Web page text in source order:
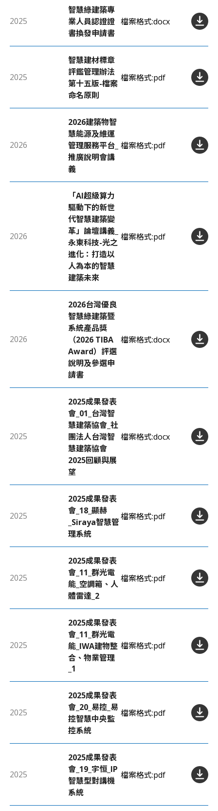
2025
智慧綠建築專
業人員認證證
書換發申請書
檔案格式:docx
2025
智慧建材標章
評鑑管理辦法
第十五版-檔案
命名原則
檔案格式:pdf
2026
2026建築物智
慧能源及維運
管理服務平台_
推廣說明會講
義
檔案格式:pdf
2026
「AI超級算力
驅動下的新世
代智慧建築變
革」論壇講義_
永東科技-光之
進化：打造以
人為本的智慧
建築未來
檔案格式:pdf
2026
2026台灣優良
智慧綠建築暨
系統產品獎
（2026 TIBA
Award）評選
說明及參選申
請書
檔案格式:docx
2025
2025成果發表
會_01_台灣智
慧建築協會_社
團法人台灣智
慧建築協會
2025回顧與展
望
檔案格式:docx
2025
2025成果發表
會_18_顯赫
_Siraya智慧管
理系統
檔案格式:pdf
2025
2025成果發表
會_11_群光電
能_空調箱、人
體雷達_2
檔案格式:pdf
2025
2025成果發表
會_11_群光電
能_IWA建物整
合、物業管理
_1
檔案格式:pdf
2025
2025成果發表
會_20_易控_易
控智慧中央監
控系統
檔案格式:pdf
2025
2025成果發表
會_19_宇恒_IP
智慧型對講機
系統
檔案格式:pdf